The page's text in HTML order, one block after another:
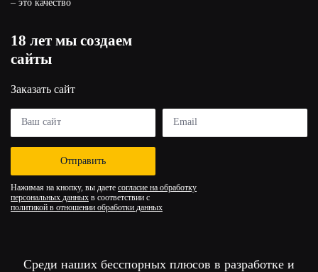
– это качество
18 лет мы создаем
сайты
Заказать сайт
Нажимая на кнопку, вы даете согласие на обработку
персональных данных в соответствии с
политикой в отношении обработки данных
Среди наших бесспорных плюсов в разработке и